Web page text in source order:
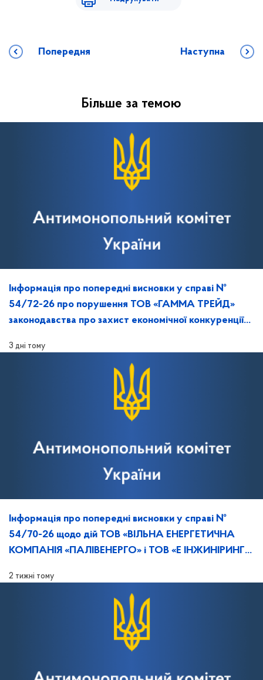
Попередня Наступна
Більше за темою
Інформація про попередні висновки у справі №
54/72-26 про порушення ТОВ «ГАММА ТРЕЙД»
законодавства про захист економічної конкуренції
справи
3 дні тому
Інформація про попередні висновки у справі №
54/70-26 щодо дій ТОВ «ВІЛЬНА ЕНЕРГЕТИЧНА
КОМПАНІЯ «ПАЛІВЕНЕРГО» і ТОВ «Е ІНЖИНІРИНГ»,
справи
2 тижні тому